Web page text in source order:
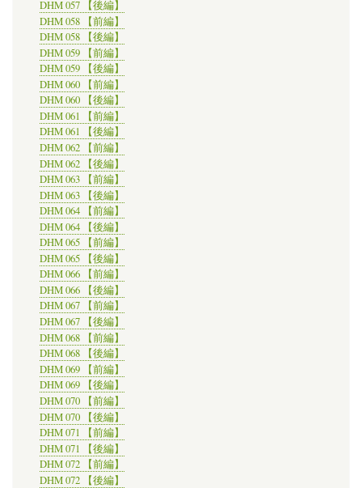
DHM 057 【後編】
DHM 058 【前編】
DHM 058 【後編】
DHM 059 【前編】
DHM 059 【後編】
DHM 060 【前編】
DHM 060 【後編】
DHM 061 【前編】
DHM 061 【後編】
DHM 062 【前編】
DHM 062 【後編】
DHM 063 【前編】
DHM 063 【後編】
DHM 064 【前編】
DHM 064 【後編】
DHM 065 【前編】
DHM 065 【後編】
DHM 066 【前編】
DHM 066 【後編】
DHM 067 【前編】
DHM 067 【後編】
DHM 068 【前編】
DHM 068 【後編】
DHM 069 【前編】
DHM 069 【後編】
DHM 070 【前編】
DHM 070 【後編】
DHM 071 【前編】
DHM 071 【後編】
DHM 072 【前編】
DHM 072 【後編】